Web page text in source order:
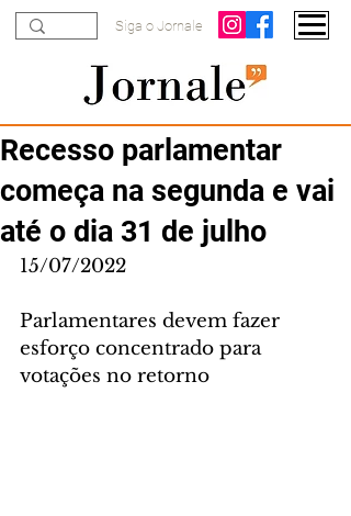
Siga o Jornale
Recesso parlamentar
começa na segunda e vai
até o dia 31 de julho
15/07/2022
Parlamentares devem fazer
esforço concentrado para
votações no retorno